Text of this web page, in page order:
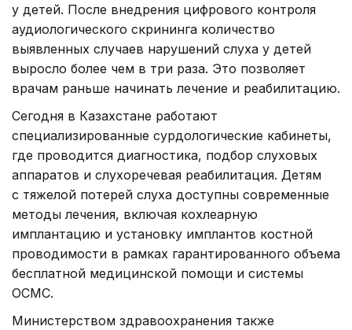
у детей. После внедрения цифрового контроля
аудиологического скрининга количество
выявленных случаев нарушений слуха у детей
выросло более чем в три раза. Это позволяет
врачам раньше начинать лечение и реабилитацию.
Сегодня в Казахстане работают
специализированные сурдологические кабинеты,
где проводится диагностика, подбор слуховых
аппаратов и слухоречевая реабилитация. Детям
с тяжелой потерей слуха доступны современные
методы лечения, включая кохлеарную
имплантацию и установку имплантов костной
проводимости в рамках гарантированного объема
бесплатной медицинской помощи и системы
ОСМС.
Министерством здравоохранения также